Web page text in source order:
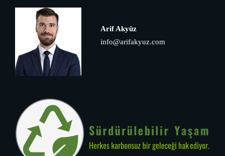
Arif Akyüz
info@arifakyuz.com